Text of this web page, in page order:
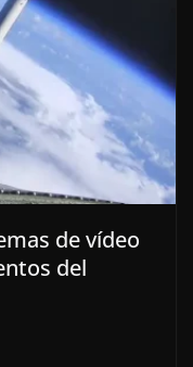
de vídeo
del